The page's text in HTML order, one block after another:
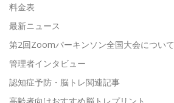
料金表
最新ニュース
第2回Zoomパーキンソン全国大会について
管理者インタビュー
認知症予防・脳トレ関連記事
高齢者向けおすすめ脳トレプリント